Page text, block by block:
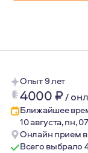
Опыт 9 лет
4000₽/
Ближайшее
10 августа, пн,
Онлайн прием в
Всего выбрало